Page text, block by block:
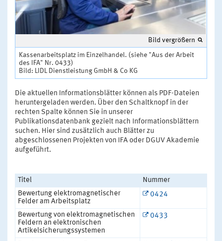
Bild vergrößern
Kassenarbeitsplatz im Einzelhandel. (siehe "Aus der Arbeit
des IFA" Nr. 0433)
Bild: LIDL Dienstleistung GmbH & Co KG
Die aktuellen Informationsblätter können als PDF-Dateien
heruntergeladen werden. Über den Schaltknopf in der
rechten Spalte können Sie in unserer
Publikationsdatenbank gezielt nach Informationsblättern
suchen. Hier sind zusätzlich auch Blätter zu
abgeschlossenen Projekten von IFA oder DGUV Akademie
aufgeführt.
Titel
Nummer
Bewertung elektromagnetischer
Felder am Arbeitsplatz
0424
Bewertung von elektromagnetischen
Feldern an elektronischen
Artikelsicherungssystemen
0433